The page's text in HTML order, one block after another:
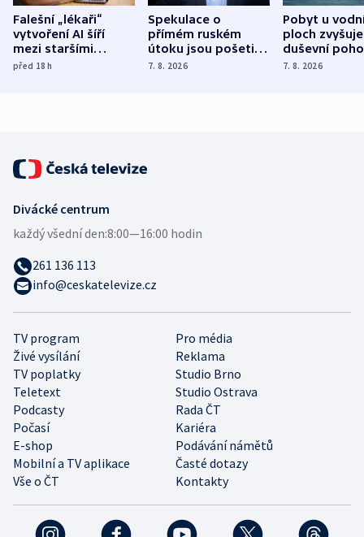
Falešní „lékaři“
vytvoření AI šíří
mezi staršími
Poláky nebezpečné
před 18h
Spekulace o
přímém ruském
útoku jsou pošetilé,
míní estonský
7. 8. 2026
Pobyt u
ploch zvyšuje
duševní
ukázala
7. 8. 2026
TV program
Pro média
Živé vysílání
Reklama
TV poplatky
Studio Brno
Teletext
Studio Ostrava
Podcasty
Rada ČT
Počasí
Kariéra
E-shop
Podávání námětů
Mobilní a TV aplikace
Časté dotazy
Vše o ČT
Kontakty
Divácké centrum
každý všední den:8:00—16:00 hodin
261 136 113
info@ceskatelevize.cz